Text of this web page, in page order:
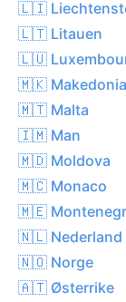
🇱🇮
🇱🇹 Litauen
🇱🇺
🇲🇰 Makedonia
🇲🇹 Malta
🇮🇲 Man
🇲🇩 Moldova
🇲🇨 Monaco
🇲🇪
🇳🇱 Nederland
🇳🇴 Norge
🇦🇹 Østerrike